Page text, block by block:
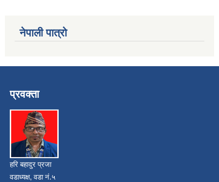
नेपाली पात्रो
प्रवक्ता
हरि बहादुर प्रजा
वडाध्यक्ष, वडा नं.५